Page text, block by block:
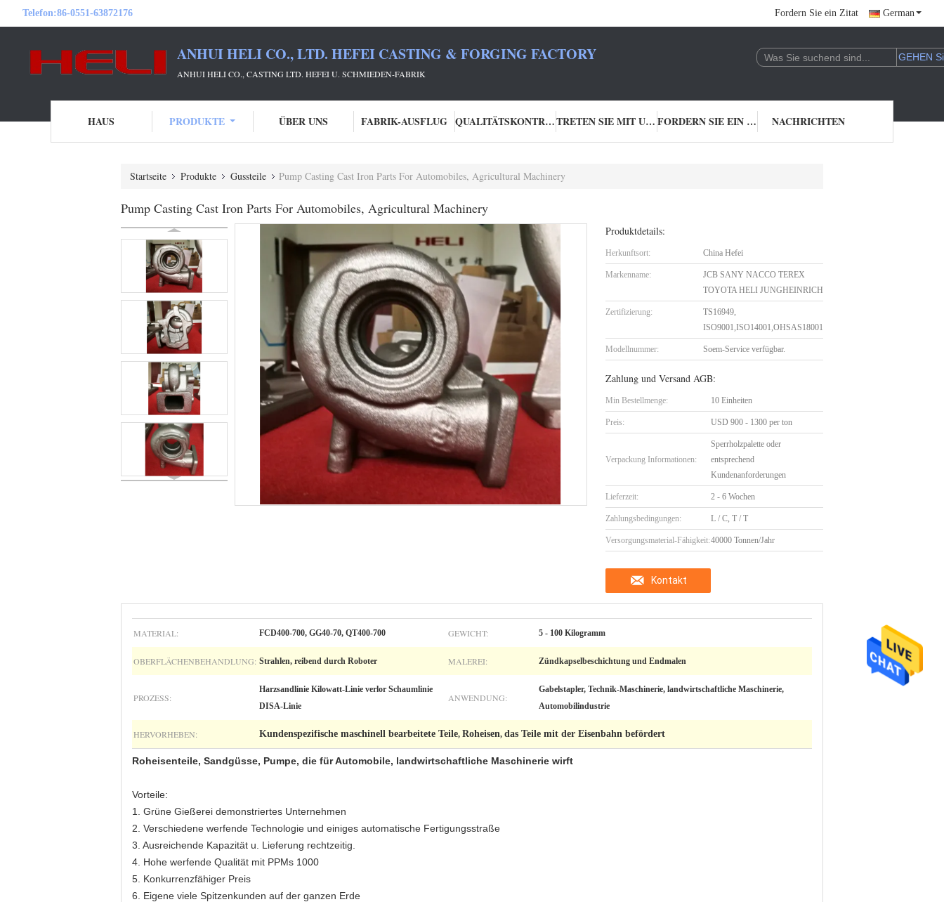
Telefon:86-0551-63872176 Fordern Sie ein Zitat German
ANHUI HELI CO., LTD. HEFEI CASTING & FORGING FACTORY
ANHUI HELI CO., CASTING LTD. HEFEI U. SCHMIEDEN-FABRIK
HAUS PRODUKTE ÜBER UNS FABRIK-AUSFLUG QUALITÄTSKONTROLLE TRETEN SIE MIT UNS IN VERBINDUNG FORDERN SIE EIN ZITAT NACHRICHTEN
Startseite Produkte Gussteile Pump Casting Cast Iron Parts For Automobiles, Agricultural Machinery
Pump Casting Cast Iron Parts For Automobiles, Agricultural Machinery
Produktdetails:
Herkunftsort: China Hefei
Markenname:
JCB SANY NACCO TEREX
TOYOTA HELI JUNGHEINRICH
Zertifizierung:
TS16949,
ISO9001,ISO14001,OHSAS18001
Modellnummer: Soem-Service verfügbar.
Zahlung und Versand AGB:
Min Bestellmenge: 10 Einheiten
Preis: USD 900 - 1300 per ton
Verpackung Informationen:
Sperrholzpalette oder
entsprechend
Kundenanforderungen
Lieferzeit: 2 - 6 Wochen
Zahlungsbedingungen: L / C, T / T
Versorgungsmaterial-Fähigkeit:40000 Tonnen/Jahr
Kontakt
MATERIAL: FCD400-700, GG40-70, QT400-700 GEWICHT: 5 - 100 Kilogramm
OBERFLÄCHENBEHANDLUNG: Strahlen, reibend durch Roboter MALEREI: Zündkapselbeschichtung und Endmalen
PROZESS:
Harzsandlinie Kilowatt-Linie verlor Schaumlinie
DISA-Linie
ANWENDUNG:
Gabelstapler, Technik-Maschinerie, landwirtschaftliche Maschinerie,
Automobilindustrie
HERVORHEBEN: Kundenspezifische maschinell bearbeitete Teile, Roheisen, das Teile mit der Eisenbahn befördert
Roheisenteile, Sandgüsse, Pumpe, die für Automobile, landwirtschaftliche Maschinerie wirft
Vorteile:
1. Grüne Gießerei demonstriertes Unternehmen
2. Verschiedene werfende Technologie und einiges automatische Fertigungsstraße
3. Ausreichende Kapazität u. Lieferung rechtzeitig.
4. Hohe werfende Qualität mit PPMs 1000
5. Konkurrenzfähiger Preis
6. Eigene viele Spitzenkunden auf der ganzen Erde